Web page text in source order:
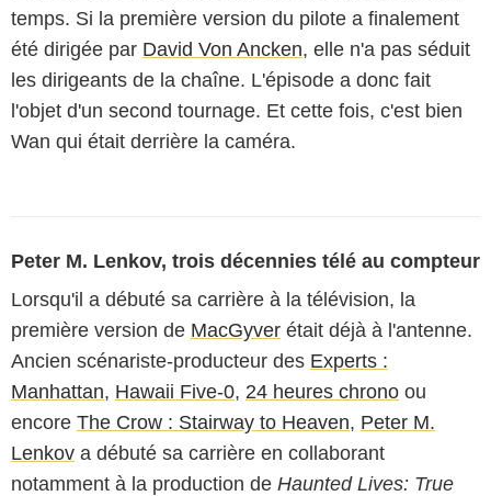
temps. Si la première version du pilote a finalement
été dirigée par David Von Ancken, elle n'a pas séduit
les dirigeants de la chaîne. L'épisode a donc fait
l'objet d'un second tournage. Et cette fois, c'est bien
Wan qui était derrière la caméra.
Peter M. Lenkov, trois décennies télé au compteur
Lorsqu'il a débuté sa carrière à la télévision, la
première version de MacGyver était déjà à l'antenne.
Ancien scénariste-producteur des Experts :
Manhattan, Hawaii Five-0, 24 heures chrono ou
encore The Crow : Stairway to Heaven, Peter M.
Lenkov a débuté sa carrière en collaborant
notamment à la production de Haunted Lives: True